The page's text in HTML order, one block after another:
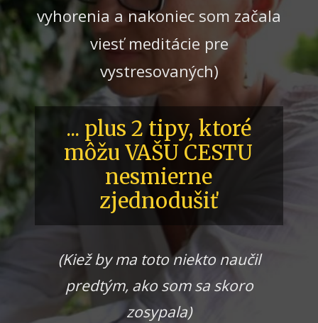
vyhorenia a nakoniec som začala
viesť meditácie pre
vystresovaných)
... plus 2 tipy, ktoré
môžu VAŠU CESTU
nesmierne
zjednodušiť
(Kiež by ma toto niekto naučil
predtým, ako som sa skoro
zosypala)